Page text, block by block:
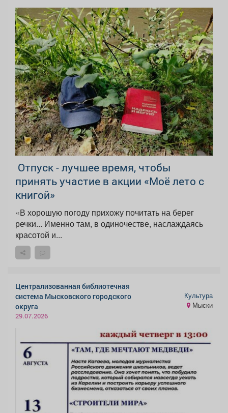
️ Отпуск - лучшее время, чтобы
принять участие в акции «Моё лето с
книгой»
«В хорошую погоду прихожу почитать на берег
речки... Именно там, в одиночестве, наслаждаясь
красотой и...
Централизованная библиотечная
система Мысковского городского
округа
29.07.2026
Культура
Мыски